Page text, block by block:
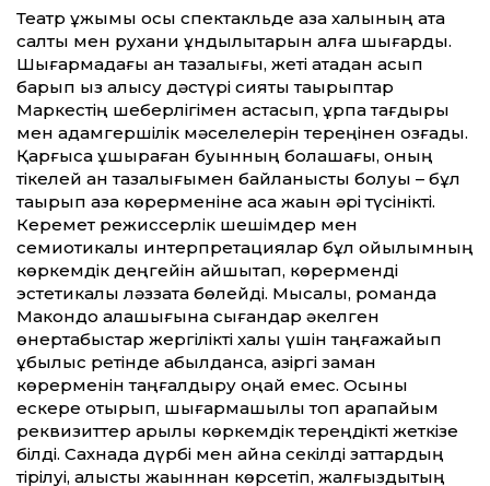
Театр ұжымы осы спектакльде қазақ халқының ата
салты мен рухани құндылықтарын алға шығарды.
Шығармадағы қан тазалығы, жеті атадан асып
барып қыз алысу дәстүрі сияқты тақырыптар
Маркестің шеберлігімен астасып, ұрпақ тағдыры
мен адамгершілік мәселелерін тереңінен қозғады.
Қарғысқа ұшыраған буынның болашағы, оның
тікелей қан тазалығымен байланысты болуы – бұл
тақырып қазақ көрерменіне аса жақын әрі түсінікті.
Керемет режиссерлік шешімдер мен
семиотикалық интерпретациялар бұл қойылымның
көркемдік деңгейін айшықтап, көрерменді
эстетикалық ләззатқа бөлейді. Мысалы, романда
Макондо қалашығына сығандар әкелген
өнертабыстар жергілікті халық үшін таңғажайып
құбылыс ретінде қабылданса, қазіргі заман
көрерменін таңғалдыру оңай емес. Осыны
ескере отырып, шығармашылық топ қарапайым
реквизит­тер арқылы көркемдік тереңдікті жеткізе
білді. Сахнада дүрбі мен айна секілді зат­тардың
тірілуі, алысты жақыннан көрсетіп, жалғыздықтың